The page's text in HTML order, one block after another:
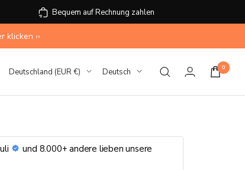
Bequem auf Rechnung zahlen
››
Land/Region
Deutschland (EUR €) Sprache
Deutsch 0
und 8.000+ andere lieben unsere